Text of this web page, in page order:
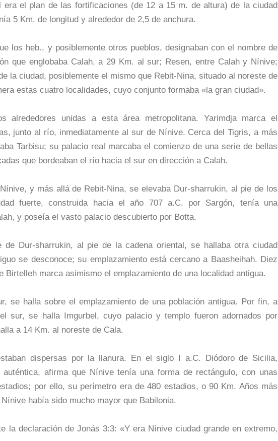
era el plan de las fortificaciones (de 12 a 15 m. de altura) de la ciudad
5 Km. de longitud y alrededor de 2,5 de anchura.
los heb., y posiblemente otros pueblos, designaban con el nombre de
que englobaba Calah, a 29 Km. al sur; Resen, entre Calah y Nínive;
la ciudad, posiblemente el mismo que Rebit-Nina, situado al noreste de
estas cuatro localidades, cuyo conjunto formaba «la gran ciudad».
alrededores unidas a esta área metropolitana. Yarimdja marca el
junto al río, inmediatamente al sur de Nínive. Cerca del Tigris, a más
Tarbisu; su palacio real marcaba el comienzo de una serie de bellas
que bordeaban el río hacia el sur en dirección a Calah.
y más allá de Rebit-Nina, se elevaba Dur-sharrukin, al pie de los
fuerte, construida hacia el año 707 a.C. por Sargón, tenía una
y poseía el vasto palacio descubierto por Botta.
Dur-sharrukin, al pie de la cadena oriental, se hallaba otra ciudad
se desconoce; su emplazamiento está cercano a Baasheihah. Diez
Birtelleh marca asimismo el emplazamiento de una localidad antigua.
se halla sobre el emplazamiento de una población antigua. Por fin, a
sur, se halla Imgurbel, cuyo palacio y templo fueron adornados por
a 14 Km. al noreste de Cala.
dispersas por la llanura. En el siglo I a.C. Diódoro de Sicilia,
auténtica, afirma que Nínive tenía una forma de rectángulo, con unas
por ello, su perímetro era de 480 estadios, o 90 Km. Años más
había sido mucho mayor que Babilonia.
la declaración de Jonás 3:3: «Y era Nínive ciudad grande en extremo,